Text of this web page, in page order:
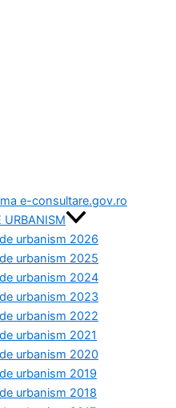
e-consultare.gov.ro
URBANISM
urbanism 2026
urbanism 2025
urbanism 2024
urbanism 2023
urbanism 2022
urbanism 2021
urbanism 2020
urbanism 2019
urbanism 2018